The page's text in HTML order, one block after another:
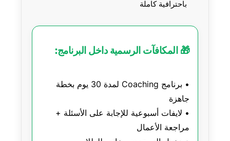
باحترافية كاملة
🎁 المكافآت الرسمية داخل البرنامج:
• برنامج Coaching لمدة 30 يوم بخطة
• لايفات أسبوعية للإجابة على الأسئلة +